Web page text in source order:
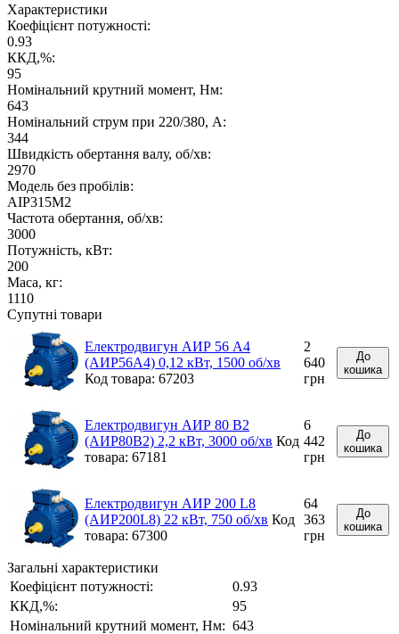
Характеристики
Коефіцієнт потужності:
0.93
ККД,%:
95
Номінальний крутний момент, Нм:
643
Номінальний струм при 220/380, А:
344
Швидкість обертання валу, об/хв:
2970
Модель без пробілів:
АІР315М2
Частота обертання, об/хв:
3000
Потужність, кВт:
200
Маса, кг:
1110
Супутні товари
Електродвигун АИР 56 А4
(АИР56А4) 0,12 кВт, 1500 об/хв
Код товара: 67203
2
640
грн
До
кошика
Електродвигун АИР 80 В2
(АИР80В2) 2,2 кВт, 3000 об/хв Код
товара: 67181
6
442
грн
До
кошика
Електродвигун АИР 200 L8
(АИР200L8) 22 кВт, 750 об/хв Код
товара: 67300
64
363
грн
До
кошика
Загальні характеристики
Коефіцієнт потужності:
0.93
ККД,%:
95
Номінальний крутний момент, Нм: 643